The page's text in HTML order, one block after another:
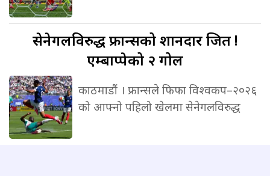
सेनेगलविरुद्धफ्रान्सको शानदार जित !
एम्बाप्पेको २ गोल
काठमाडौं । फ्रान्सले फिफा विश्वकप–२०२६
को आफ्नो पहिलो खेलमा सेनेगलविरुद्ध